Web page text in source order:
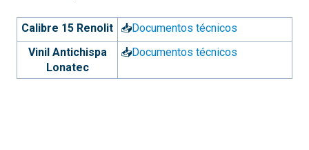
Calibre 15 Renolit 📥Documentos técnicos
Vinil Antichispa
Lonatec
📥Documentos técnicos